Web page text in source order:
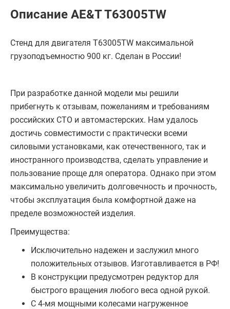
Описание AE&T T63005TW
Стенд для двигателя T63005TW максимальной
грузоподъемностю 900 кг. Сделан в России!
При разработке данной модели мы решили
прибегнуть к отзывам, пожеланиям и требованиям
российских СТО и автомастерских. Нам удалось
достичь совместимости с практически всеми
силовыми установками, как отечественного, так и
иностранного производства, сделать управление и
пользование проще для оператора. Однако при этом
максимально увеличить долговечность и прочность,
чтобы эксплуатация была комфортной даже на
пределе возможностей изделия.
Преимущества:
Исключительно надежен и заслужил много
положительных отзывов. Изготавливается в РФ!
В конструкции предусмотрен редуктор для
быстрого вращения любого веса одной рукой.
С 4-мя мощными колесами нагруженное